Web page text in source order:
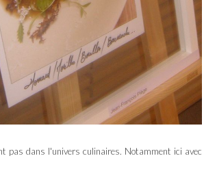
pas dans l'univers culinaires. Notamment ici avec